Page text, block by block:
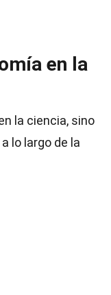
en la
la ciencia, sino
lo largo de la